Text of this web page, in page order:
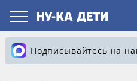
Подписывайтесь на